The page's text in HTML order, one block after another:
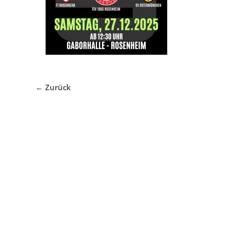
← Zurück